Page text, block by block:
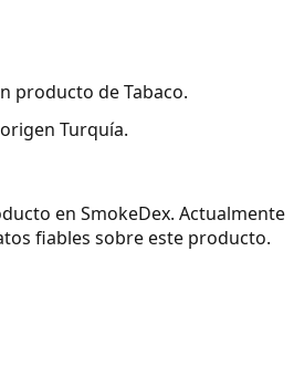
producto de Tabaco.
Turquía.
en SmokeDex. Actualmente
fiables sobre este producto.